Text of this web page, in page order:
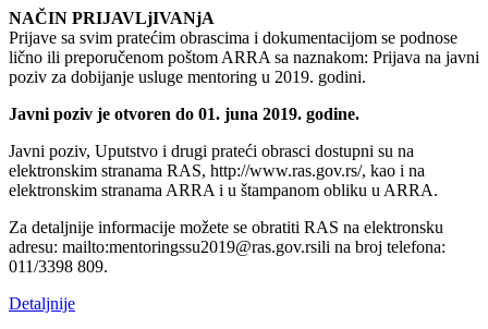
NAČIN PRIJAVLjIVANjA
Prijave sa svim pratećim obrascima i dokumentacijom se podnose
lično ili preporučenom poštom ARRA sa naznakom: Prijava na javni
poziv za dobijanje usluge mentoring u 2019. godini.
Javni poziv je otvoren do 01. juna 2019. godine.
Javni poziv, Uputstvo i drugi prateći obrasci dostupni su na
elektronskim stranama RAS, http://www.ras.gov.rs/, kao i na
elektronskim stranama ARRA i u štampanom obliku u ARRA.
Za detaljnije informacije možete se obratiti RAS na elektronsku
adresu: mailto:mentoringssu2019@ras.gov.rsili na broj telefona:
011/3398 809.
Detaljnije